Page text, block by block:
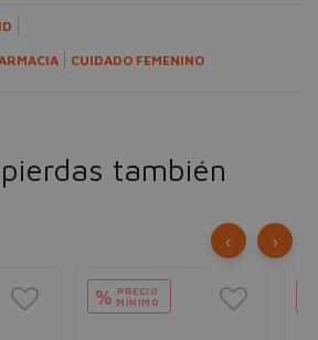
CUIDADO FEMENINO
también
% PRECIO
MÍNIMO
‹ ›